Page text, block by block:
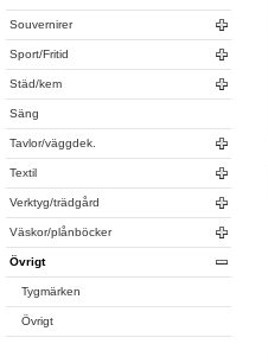
Souvernirer
Sport/Fritid
Städ/kem
Säng
Tavlor/väggdek.
Textil
Verktyg/trädgård
Väskor/plånböcker
Övrigt
Tygmärken
Övrigt